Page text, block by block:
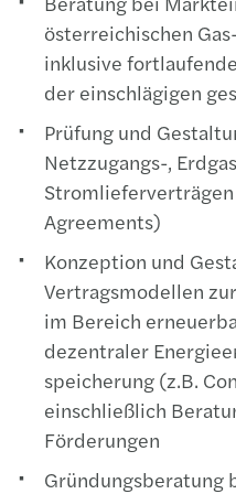
österreichischen
inklusive
der einschlägigen
Prüfung und
Netzzugangs-,
Stromlieferverträgen
Agreements)
Konzeption und
Vertragsmodellen
im Bereich
dezentraler
speicherung (z.B.
einschließlich
Förderungen
Gründungsberatung